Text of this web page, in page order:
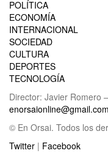
POLÍTICA
ECONOMÍA
INTERNACIONAL
SOCIEDAD
CULTURA
DEPORTES
TECNOLOGÍA
Director: Javier Romero –
enorsaionline@gmail.com
© En Orsai. Todos los
Twitter | Facebook